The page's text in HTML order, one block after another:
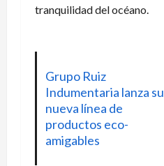
tranquilidad del océano.
Grupo Ruiz
Indumentaria lanza su
nueva línea de
productos eco-
amigables